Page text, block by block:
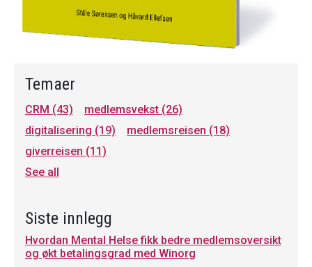
Temaer
CRM (43) medlemsvekst (26)
digitalisering (19) medlemsreisen (18)
giverreisen (11)
See all
Siste innlegg
Hvordan Mental Helse fikk bedre medlemsoversikt
og økt betalingsgrad med Winorg